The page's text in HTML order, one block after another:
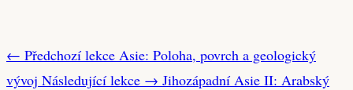
← Předchozí lekce Asie: Poloha, povrch a geologický
vývoj Následující lekce → Jihozápadní Asie II: Arabský